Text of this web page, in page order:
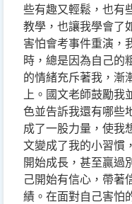
些有趣又輕鬆，也有
教學，也讓我學會了
害怕會考事件重演，
時，總是因為自己的
的情緒充斥著我，漸
上。國文老師鼓勵我
色並告訴我還有哪些
成了一股力量，使我
文變成了我的小習慣
開始成長，甚至贏過
己開始有信心，帶著
績。在面對自己害怕